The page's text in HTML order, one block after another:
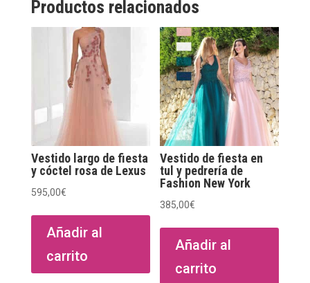
Productos relacionados
Vestido largo de fiesta
y cóctel rosa de Lexus
595,00€
Añadir al
carrito
Vestido de fiesta en
tul y pedrería de
Fashion New York
385,00€
Añadir al
carrito